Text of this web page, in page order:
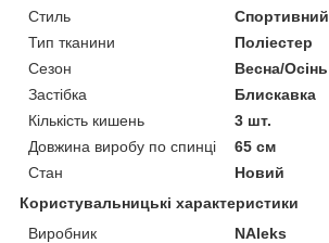
Стиль
Спортивний
Тип тканини
Поліестер
Сезон
Весна/Осінь
Застібка
Блискавка
Кількість кишень
3 шт.
Довжина виробу по спинці
65 см
Стан
Новий
Користувальницькі характеристики
Виробник
NAleks